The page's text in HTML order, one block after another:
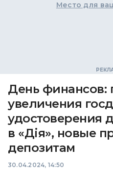
Место для
День финансов:
увеличения
удостоверения
в «Дія», новые
депозитам
30.04.2024, 14:50